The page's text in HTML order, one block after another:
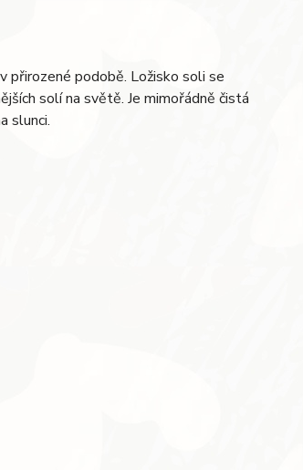
přirozené podobě. Ložisko soli se
solí na světě. Je mimořádně čistá
slunci.